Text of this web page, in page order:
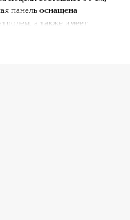
панель оснащена
а также имеет
мощности. Основная
л, а малой -35 л
глубокий (1 шт.) ,